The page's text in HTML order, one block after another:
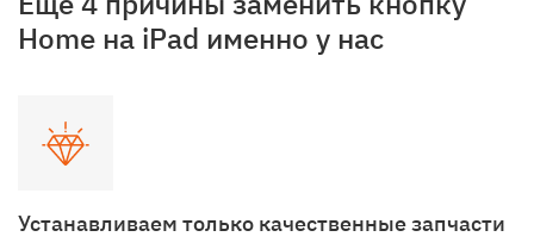
Home на iPad именно у нас
Устанавливаем только качественные запчасти